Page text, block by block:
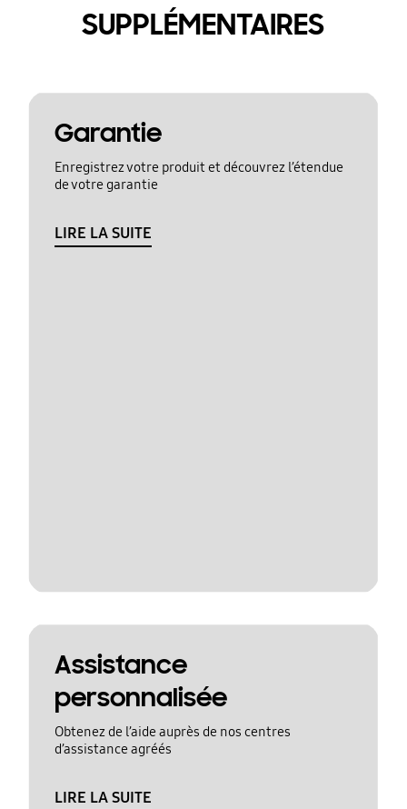
SUPPLÉMENTAIRES
Garantie
Enregistrez votre produit et découvrez l’étendue
de votre garantie
LIRE LA SUITE
Assistance
personnalisée
Obtenez de l’aide auprès de nos centres
d’assistance agréés
LIRE LA SUITE